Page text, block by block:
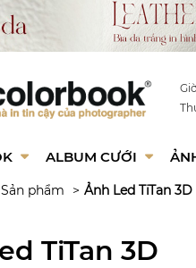
ALBUM CƯỚI
Sản phẩm Ảnh Led TiTan 3D
TiTan 3D